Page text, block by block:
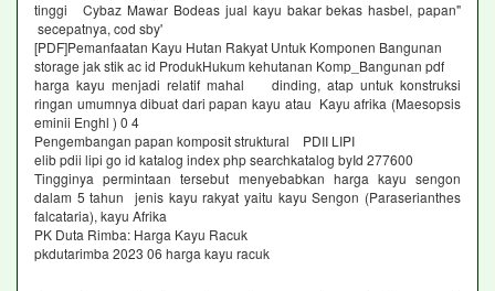
tinggi Cybaz Mawar Bodeas jual kayu bakar bekas hasbel, papan"
secepatnya, cod sby'
[PDF]Pemanfaatan Kayu Hutan Rakyat Untuk Komponen Bangunan
storage jak stik ac id ProdukHukum kehutanan Komp_Bangunan pdf
harga kayu menjadi relatif mahal dinding, atap untuk konstruksi
ringan umumnya dibuat dari papan kayu atau Kayu afrika (Maesopsis
eminii Enghl ) 0 4
Pengembangan papan komposit struktural PDII LIPI
elib pdii lipi go id katalog index php searchkatalog byId 277600
Tingginya permintaan tersebut menyebabkan harga kayu sengon
dalam 5 tahun jenis kayu rakyat yaitu kayu Sengon (Paraserianthes
falcataria), kayu Afrika
PK Duta Rimba: Harga Kayu Racuk
pkdutarimba 2023 06 harga kayu racuk